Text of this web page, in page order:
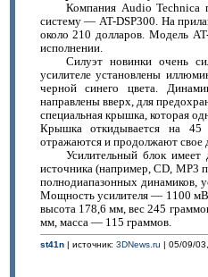
Компания Audio Technica
систему — AT-DSP300. На
около 210 долларов. Модель
исполнении.
Силуэт новинки очень
усилителе установлены
черной синего цвета.
направлены вверх, для
специальная крышка, которая
Крышка откидывается на 45
отражаются и продолжают свое
Усилительный блок
источника (например, CD, MP3
полнодиапазонных
Мощность усилителя — 1100
высота 178,6 мм, вес 245
мм, масса — 115 граммов.
st41n| источник: 3DNews.ru | 05/09/